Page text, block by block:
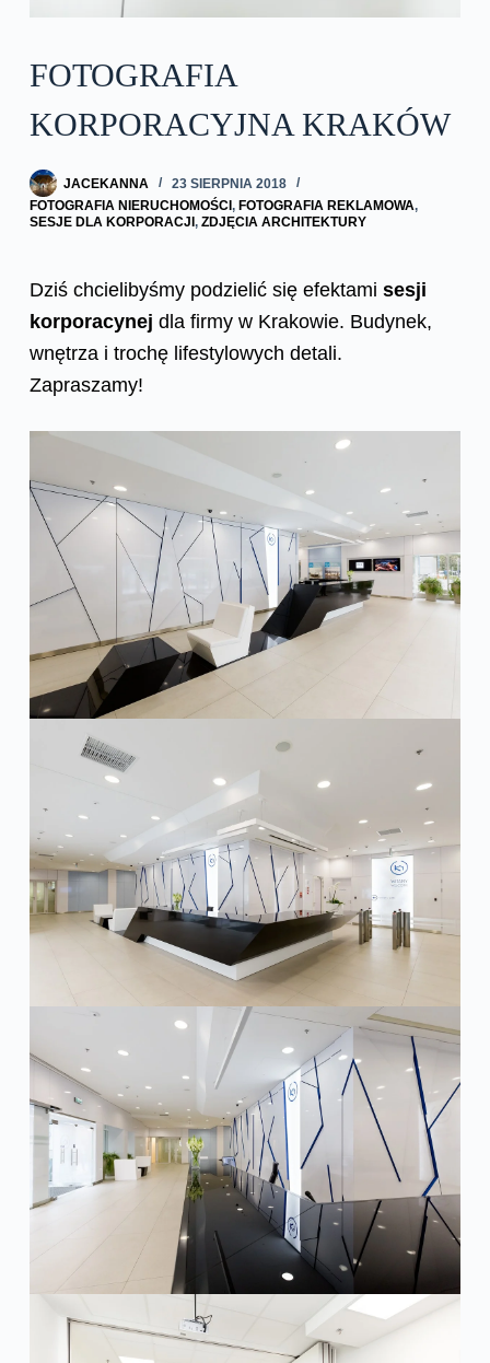
FOTOGRAFIA
KORPORACYJNA KRAKÓW
JACEKANNA
23 SIERPNIA 2018
FOTOGRAFIA NIERUCHOMOŚCI , FOTOGRAFIA REKLAMOWA,
SESJE DLA KORPORACJI , ZDJĘCIA ARCHITEKTURY
Dziś chcielibyśmy podzielić się efektami sesji
korporacynej dla firmy w Krakowie. Budynek,
wnętrza i trochę lifestylowych detali.
Zapraszamy!